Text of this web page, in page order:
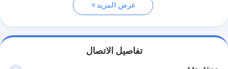
عرض المزيد
تفاصيل الاتصال